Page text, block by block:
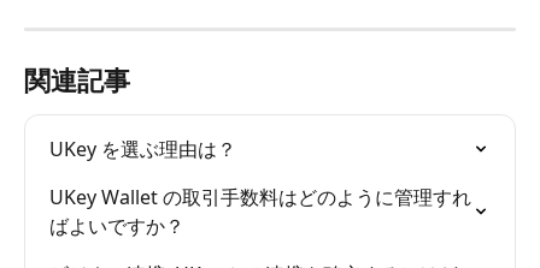
関連記事
UKey を選ぶ理由は？
UKey Wallet の取引手数料はどのように管理すれ
ばよいですか？